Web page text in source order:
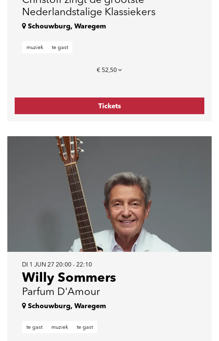
Nederlandstalige Klassiekers
Schouwburg, Waregem
muziek te gast
€ 52,50
Tickets
Willy Sommers
Parfum D'Amour
DI 1 JUN 27 20:00 - 22:10
Schouwburg, Waregem
te gast muziek te gast